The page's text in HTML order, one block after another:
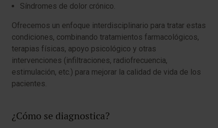
Síndromes de dolor crónico.
Ofrecemos un enfoque interdisciplinario para tratar estas
condiciones, combinando tratamientos farmacológicos,
terapias físicas, apoyo psicológico y otras
intervenciones (infiltraciones, radiofrecuencia,
estimulación, etc.) para mejorar la calidad de vida de los
pacientes.
¿Cómo se diagnostica?